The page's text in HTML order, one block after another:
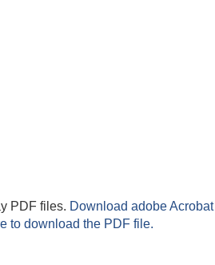
PDF files. Download adobe Acrobat
to download the PDF file.